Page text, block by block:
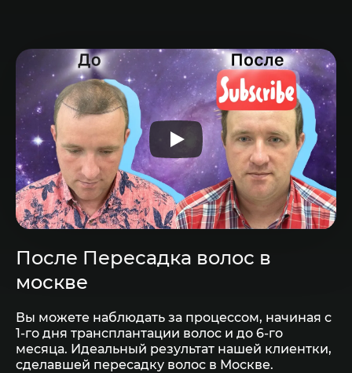
После Пересадка волос в
москве
Вы можете наблюдать за процессом, начиная с
1-го дня трансплантации волос и до 6-го
месяца. Идеальный результат нашей клиентки,
сделавшей пересадку волос в Москве.